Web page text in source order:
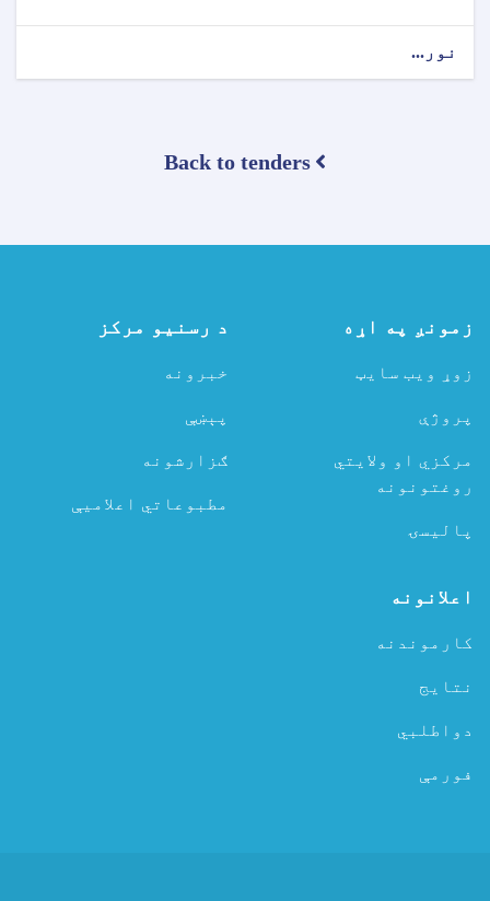
نور...
Back to tenders
زمونږ په اړه
زوړ ویب سایټ
پروژې
مرکزي او ولایتي
روغتونونه
پالیسۍ
د رسنیو مرکز
خبرونه
پېښې
ګزارشونه
مطبوعاتي اعلامیې
اعلانونه
کارموندنه
نتایج
دواطلبي
فورمې